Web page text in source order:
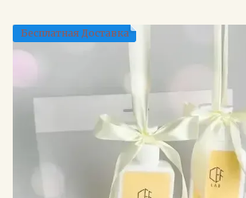
Бесплатная Доставка